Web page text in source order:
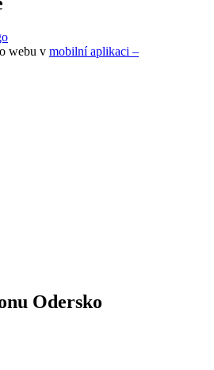
webu v mobilní aplikaci –
Odersko